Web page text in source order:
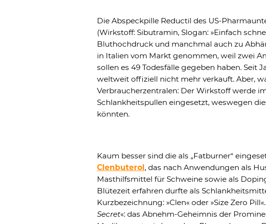
Die Abspeckpille Reductil des US-
(Wirkstoff: Sibutramin, Slogan: »Einfach
Bluthochdruck und manchmal auch zu
in Italien vom Markt genommen, weil zwei
sollen es 49 Todesfälle gegeben haben. Seit
weltweit offiziell nicht mehr verkauft. Aber,
Verbraucherzentralen: Der Wirkstoff werde
Schlankheitspullen eingesetzt, weswegen
könnten.
Kaum besser sind die als „Fatburner“
Clenbuterol, das nach Anwendungen als
Masthilfsmittel für Schweine sowie als
Blütezeit erfahren durfte als
Kurzbezeichnung: »Clen« oder »Size Zero
Secret«: das Abnehm-Geheimnis der